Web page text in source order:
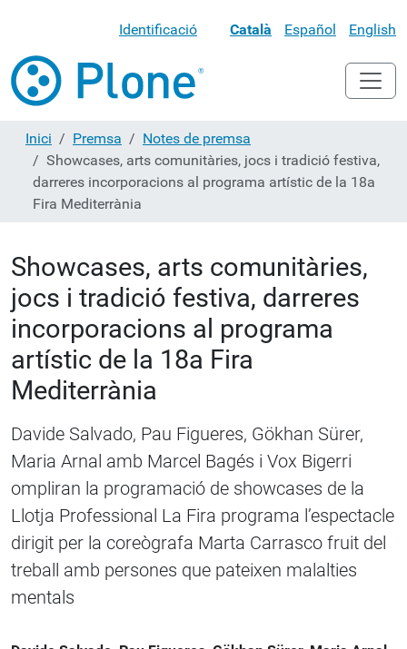
Identificació Català Español English
Inici Premsa
Notes de premsa
Showcases, arts comunitàries, jocs i tradició festiva,
darreres incorporacions al programa artístic de la 18a
Fira Mediterrània
Showcases, arts comunitàries,
jocs i tradició festiva, darreres
incorporacions al programa
artístic de la 18a Fira
Mediterrània
Davide Salvado, Pau Figueres, Gökhan Sürer,
Maria Arnal amb Marcel Bagés i Vox Bigerri
ompliran la programació de showcases de la
Llotja Professional La Fira programa l’espectacle
dirigit per la coreògrafa Marta Carrasco fruit del
treball amb persones que pateixen malalties
mentals